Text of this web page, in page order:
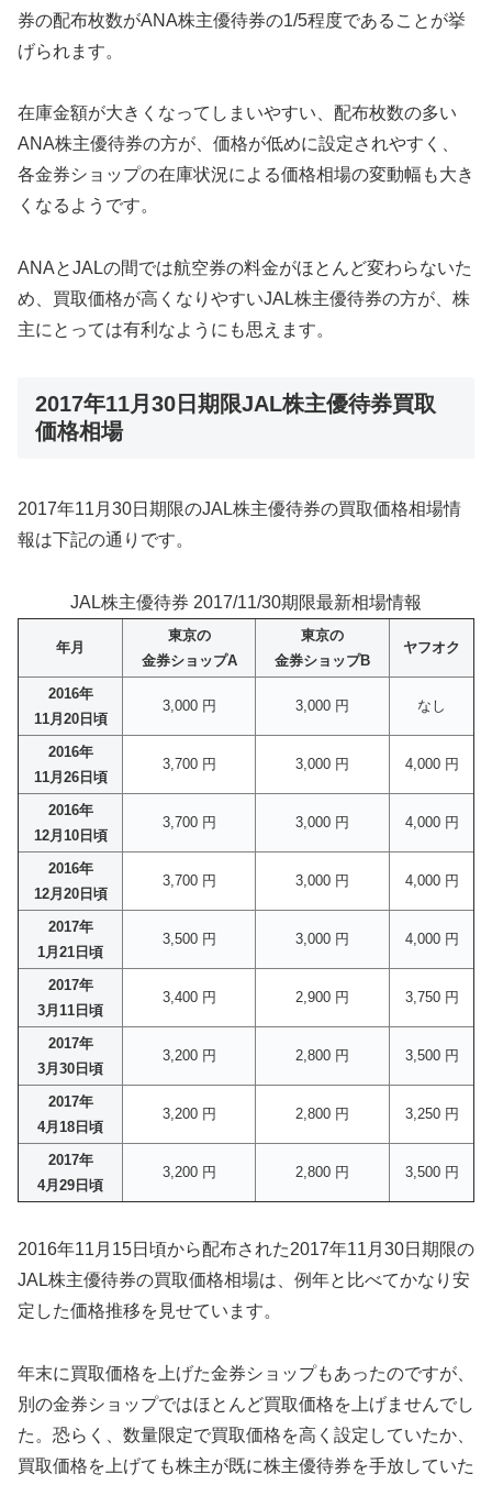
券の配布枚数がANA株主優待券の1/5程度であることが挙
げられます。
在庫金額が大きくなってしまいやすい、配布枚数の多い
ANA株主優待券の方が、価格が低めに設定されやすく、
各金券ショップの在庫状況による価格相場の変動幅も大き
くなるようです。
ANAとJALの間では航空券の料金がほとんど変わらないた
め、買取価格が高くなりやすいJAL株主優待券の方が、株
主にとっては有利なようにも思えます。
2017年11月30日期限JAL株主優待券買取
価格相場
2017年11月30日期限のJAL株主優待券の買取価格相場情
報は下記の通りです。
JAL株主優待券 2017/11/30期限最新相場情報
年月
東京の
金券ショップA
東京の
金券ショップB
ヤフオク
2016年
11月20日頃
3,000 円 3,000 円 なし
2016年
11月26日頃
3,700 円 3,000 円 4,000 円
2016年
12月10日頃
3,700 円 3,000 円 4,000 円
2016年
12月20日頃
3,700 円 3,000 円 4,000 円
2017年
1月21日頃
3,500 円 3,000 円 4,000 円
2017年
3月11日頃
3,400 円 2,900 円 3,750 円
2017年
3月30日頃
3,200 円 2,800 円 3,500 円
2017年
4月18日頃
3,200 円 2,800 円 3,250 円
2017年
4月29日頃
3,200 円 2,800 円 3,500 円
2016年11月15日頃から配布された2017年11月30日期限の
JAL株主優待券の買取価格相場は、例年と比べてかなり安
定した価格推移を見せています。
年末に買取価格を上げた金券ショップもあったのですが、
別の金券ショップではほとんど買取価格を上げませんでし
た。恐らく、数量限定で買取価格を高く設定していたか、
買取価格を上げても株主が既に株主優待券を手放していた